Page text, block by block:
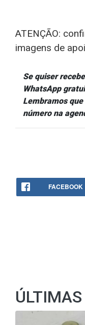
ATENÇÃO:
imagens de
Se quiser
WhatsApp
Lembramos
número na
FACEBOOK